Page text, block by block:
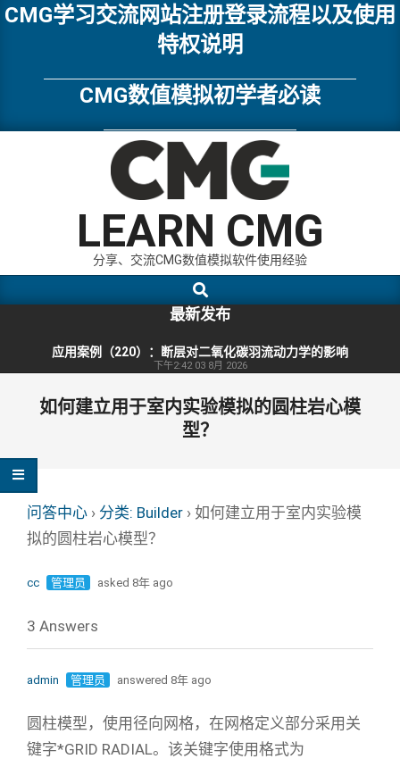
Skip
CMG学习交流网站注册登录流程以及使用
特权说明
CMG数值模拟初学者必读
LEARN CMG
分享、交流CMG数值模拟软件使用经验
Navigation
Search
最新发布
应用案例（220）：断层对二氧化碳羽流动力学的影响
下午2:42 03 8月 2026
如何建立用于室内实验模拟的圆柱岩心模
型？
问答中心 › 分类: Builder › 如何建立用于室内实验模
拟的圆柱岩心模型？
cc 管理员 asked 8年 ago
3 Answers
admin 管理员 answered 8年 ago
圆柱模型，使用径向网格，在网格定义部分采用关
键字*GRID RADIAL。该关键字使用格式为